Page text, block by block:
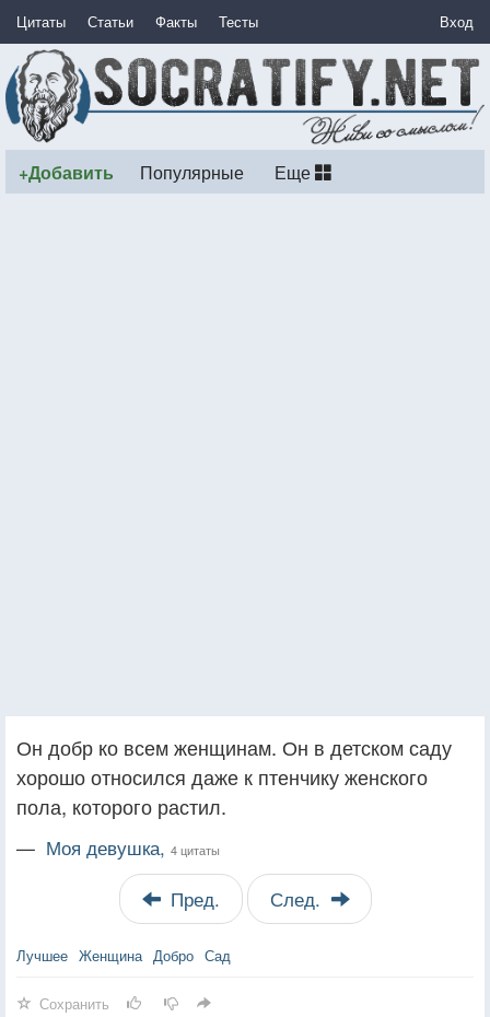
Цитаты Статьи Факты Тесты Вход
+Добавить Популярные Еще
Он добр ко всем женщинам. Он в детском саду
хорошо относился даже к птенчику женского
пола, которого растил.
— Моя девушка, 4 цитаты
Пред. След.
Лучшее Женщина Добро Сад
Сохранить